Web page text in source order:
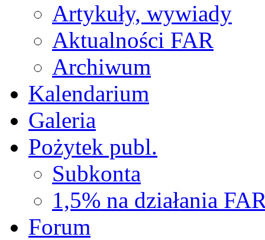
Artykuły, wywiady
Aktualności FAR
Archiwum
Kalendarium
Galeria
Pożytek publ.
Subkonta
1,5% na działania
Forum